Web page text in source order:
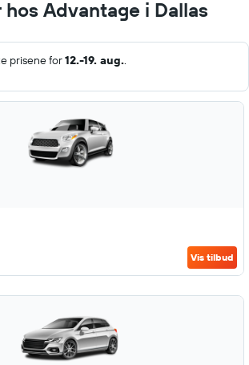
Advantage i Dallas
prisene for12.-19. aug..
Vis tilbud